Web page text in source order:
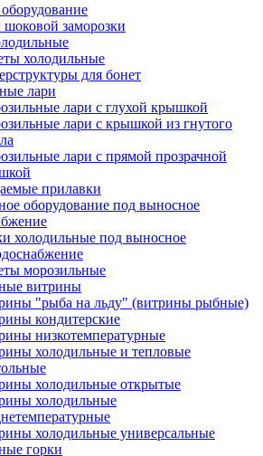
заморозки
холодильные
для бонет
лари
лари с глухой крышкой
лари с крышкой из гнутого
лари с прямой прозрачной
прилавки
оборудование под выносное
холодильные под выносное
морозильные
витрины
"рыба на льду" (витрины рыбные)
кондитерские
низкотемпературные
холодильные и тепловые
холодильные открытые
холодильные
холодильные универсальные
горки